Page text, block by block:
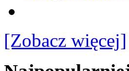
[Zobacz więcej]